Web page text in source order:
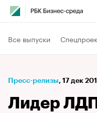
Все выпуски
Пресс-релизы⁠, 17 дек
Лидер